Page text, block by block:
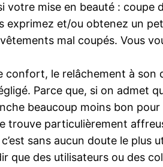
votre mise en beauté :
exprimez et/ou obtenez un
mal coupés. Vous
confort, le relâchement à son
Parce que, si on admet
beaucoup moins bon
trouve particulièrement
sans aucun doute le
que des utilisateurs ou des